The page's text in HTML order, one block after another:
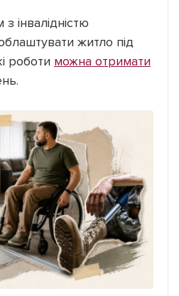
інвалідністю
житло під
роботи можна отримати